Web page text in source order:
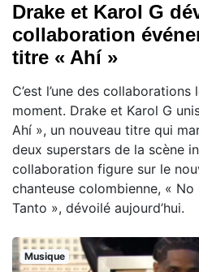
Drake et Karol G
collaboration
titre « Ahí »
C’est l’une des
moment. Drake et Karol G
Ahí », un nouveau titre qui
deux superstars de la scène
collaboration figure sur le
chanteuse colombienne, «
Tanto », dévoilé aujourd’hui.
Musique